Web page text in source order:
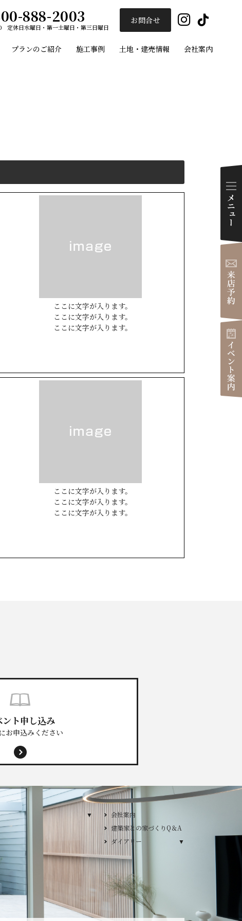
ここに文字が入ります。
ここに文字が入ります。
ここに文字が入ります。
ここに文字が入ります。
ここに文字が入ります。
ここに文字が入ります。
ント申し込み
お申込みください
プランのご紹介
プランのご紹介 施工事例 土地・建売情報 会社案内
888-2003
定休日水曜日・第一土曜日・第三日曜日
お問合せ
プランのご紹介
プ
デザインカーサ
/ デザイン ワイズスタイル
会社案内
建築家との家づくりQ＆A
ダイアリー
ダイアリー
2026年
2025年
2024年